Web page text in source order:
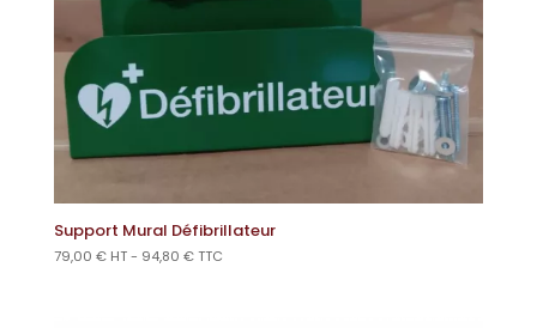
Support Mural Défibrillateur
79,00 € HT - 94,80 €TTC